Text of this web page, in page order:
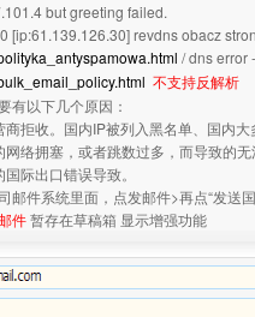
but greeting failed.
[ip:61.139.126.30] revdns obacz
/ dns error
不支持反解析
有以下几个原因：
商拒收。国内IP被列入黑名单、国内
络拥塞，或者跳数过多，而导致的无
际出口错误导致。
邮件系统里面，点发邮件>再点“发送
件暂存在草稿箱 显示增强功能